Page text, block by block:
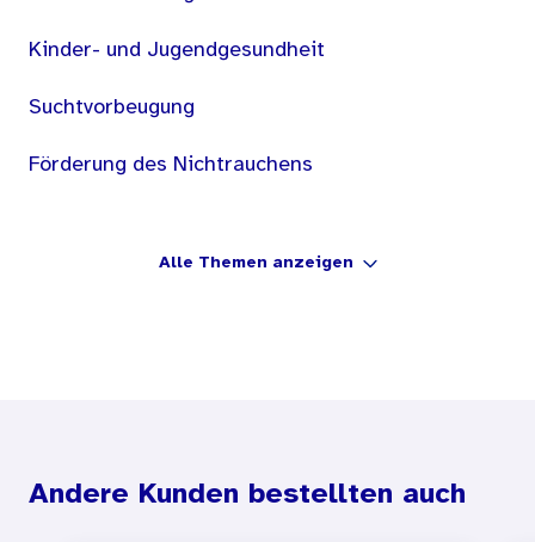
Kinder- und Jugendgesundheit
Suchtvorbeugung
Förderung des Nichtrauchens
Alle Themen anzeigen
Andere Kunden bestellten auch